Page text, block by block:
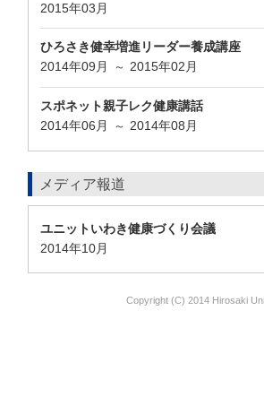
2015年03月
ひろさき健幸増進リーダー養成講座
2014年09月
～ 2015年02月
スポネット親子レク健康講話
2014年06月
～ 2014年08月
メディア報道
ユニットいわき健康づくり会議
2014年10月
Copyright (C) 2014 Hirosaki